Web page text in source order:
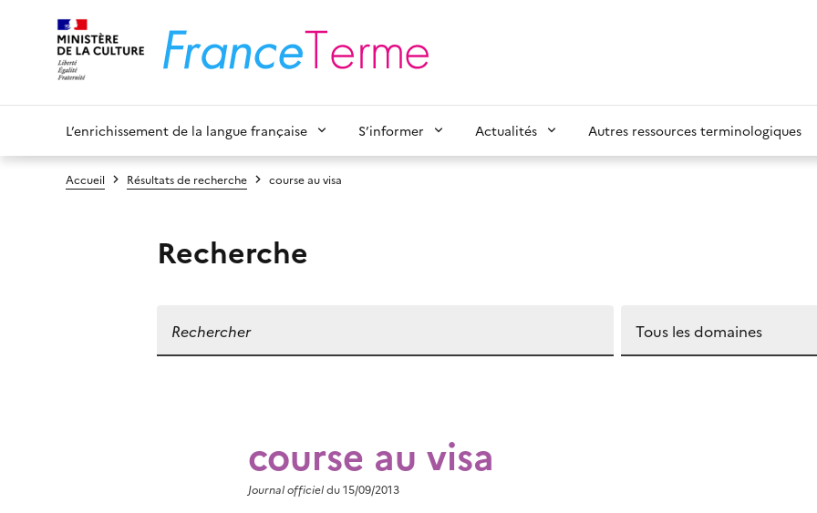
L’enrichissement de la langue française S’informer Actualités Autres ressources terminologiques
Accueil Résultats de recherche course au visa
Recherche
course au visa
Journal officieldu 15/09/2013